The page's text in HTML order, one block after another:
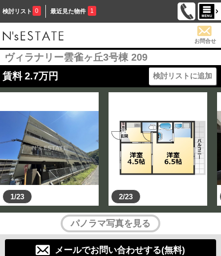
検討リスト 0 最近見た物件 1
お問合せ
ヴィラナリー雲雀ヶ丘3号棟 209
賃料 2.7万円 検討リストに追加
1/23 2/23
パノラマ写真を見る
メールでお問い合わせする(無料)